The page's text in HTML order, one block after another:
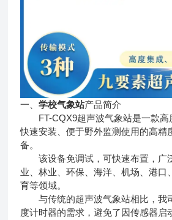
一、学校气象站产品简介
FT-CQX9超声波气象站是一款高
快速安装、便于野外监测使用的高精
备。
该设备免调试，可快速布置，广
业、林业、环保、海洋、机场、港口
育等领域。
与传统的超声波气象站相比，我
度计时器的需求，避免了因传感器启